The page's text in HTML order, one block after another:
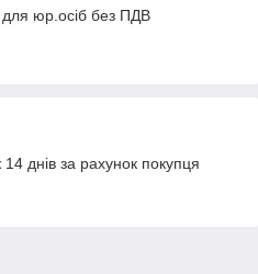
для юр.осіб без ПДВ
днів за рахунок покупця